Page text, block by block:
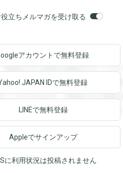
立ちメルマガを受け取る
録すると回答を閲覧することが
を閲覧することができます。登
とができます。登録すると回答
。登録すると回答を閲覧するこ
アカウントで無料登録
JAPAN IDで無料登録
LINEで無料登録
Appleでサインアップ
に利用状況は投稿されません